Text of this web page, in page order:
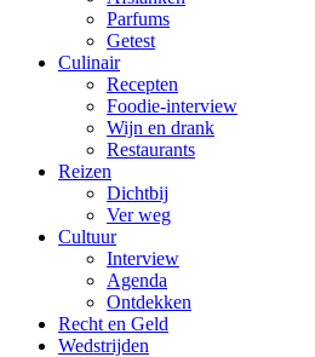
Parfums
Getest
Culinair
Recepten
Foodie-interview
Wijn en drank
Restaurants
Reizen
Dichtbij
Ver weg
Cultuur
Interview
Agenda
Ontdekken
Recht en Geld
Wedstrijden